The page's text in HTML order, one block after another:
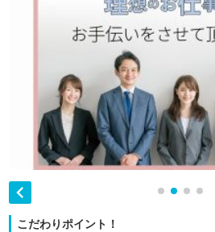

こだわりポイント！